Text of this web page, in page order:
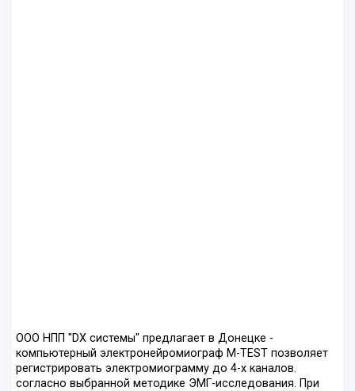
ООО НПП "DX системы" предлагает в Донецке -
компьютерный электронейромиограф M-TEST позволяет
регистрировать электромиограмму до 4-х каналов.
согласно выбранной методике ЭМГ-исследования. При